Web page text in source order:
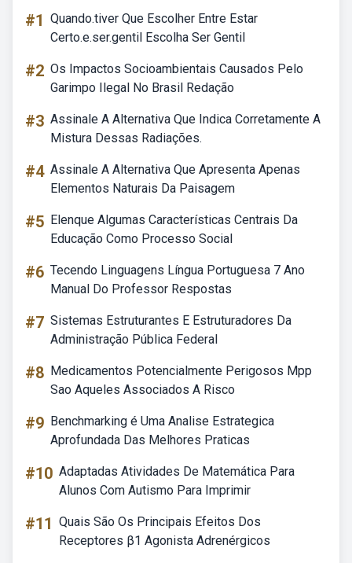
#1 Quando.tiver Que Escolher Entre Estar
Certo.e.ser.gentil Escolha Ser Gentil
#2 Os Impactos Socioambientais Causados Pelo
Garimpo Ilegal No Brasil Redação
#3 Assinale A Alternativa Que Indica Corretamente A
Mistura Dessas Radiações.
#4 Assinale A Alternativa Que Apresenta Apenas
Elementos Naturais Da Paisagem
#5 Elenque Algumas Características Centrais Da
Educação Como Processo Social
#6 Tecendo Linguagens Língua Portuguesa 7 Ano
Manual Do Professor Respostas
#7 Sistemas Estruturantes E Estruturadores Da
Administração Pública Federal
#8 Medicamentos Potencialmente Perigosos Mpp
Sao Aqueles Associados A Risco
#9 Benchmarking é Uma Analise Estrategica
Aprofundada Das Melhores Praticas
#10 Adaptadas Atividades De Matemática Para
Alunos Com Autismo Para Imprimir
#11 Quais São Os Principais Efeitos Dos
Receptores β1 Agonista Adrenérgicos